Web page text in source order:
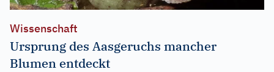
Wissenschaft
Ursprung des Aasgeruchs mancher
Blumen entdeckt